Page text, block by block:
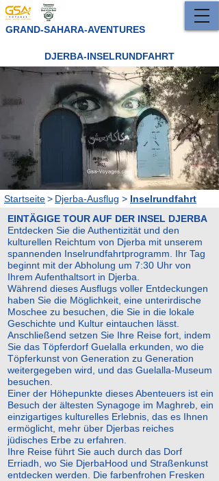
GRAND-SAHARA-AVENTURES
DJERBA-INSELRUNDFAHRT
Startseite> Djerba-Ausflug > Inselrundfahrt
EINTÄGIGE TOUR AUF DER INSEL DJERBA
Entdecken Sie die Authentizität und den
kulturellen Reichtum von Djerba mit unserem
spannenden Inselrundfahrtprogramm. Ihr Tag
beginnt mit der Abholung um 7:30 Uhr von
Ihrem Aufenthaltsort in Djerba.
Während dieses Ausflugs voller Entdeckungen
haben Sie die Möglichkeit, eine unterirdische
Moschee zu besuchen, die Sie in die lokale
Geschichte und Kultur eintauchen lässt.
Anschließend setzen Sie Ihre Reise fort, indem
Sie das Töpferdorf Guelalla erkunden, wo die
Töpferkunst von Generation zu Generation
weitergegeben wird, und das Guelalla-Museum
besuchen.
Einer der Höhepunkte dieses Abenteuers ist ein
Besuch der ältesten Synagoge im Maghreb, ein
einzigartiges kulturelles Erlebnis, das es Ihnen
ermöglicht, mehr über Djerbas reiches
jüdisches Erbe zu erfahren.
Ihre Reise führt Sie auch durch das Dorf
Erriadh, wo Sie DjerbaHood und Straßenkunst
entdecken werden. Die farbenfrohen Fresken